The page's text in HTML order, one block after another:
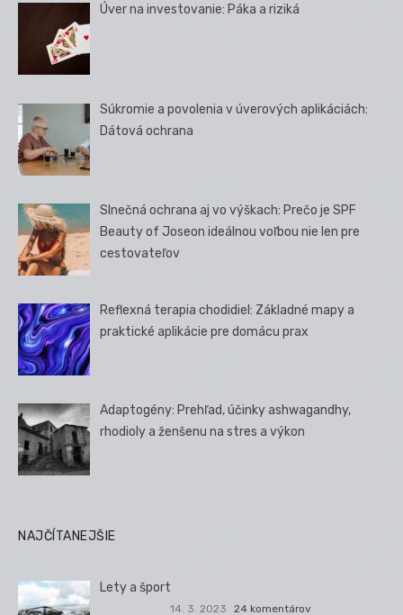
Úver na investovanie: Páka a riziká
Súkromie a povolenia v úverových aplikáciách:
Dátová ochrana
Slnečná ochrana aj vo výškach: Prečo je SPF
Beauty of Joseon ideálnou voľbou nie len pre
cestovateľov
Reflexná terapia chodidiel: Základné mapy a
praktické aplikácie pre domácu prax
Adaptogény: Prehľad, účinky ashwagandhy,
rhodioly a ženšenu na stres a výkon
NAJČÍTANEJŠIE
Lety a šport
14. 3. 2023 24 komentárov